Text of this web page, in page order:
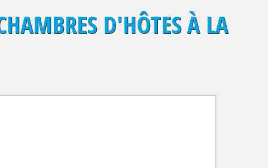
Survol en hélicoptères
Label Qualité Tourisme Réunion
Enregistrer votre location
Notre Pack HEBERGE
D'HÔTES À LA